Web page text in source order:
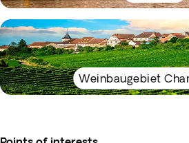
Weinbaugebiet